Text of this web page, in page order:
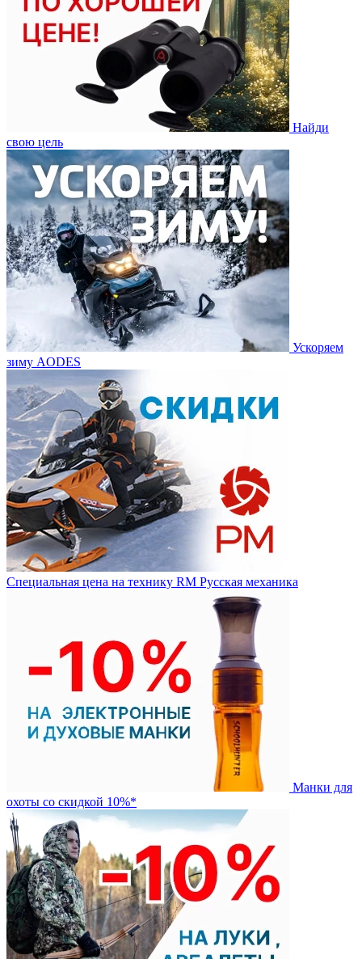
Найди
свою цель
Ускоряем
зиму AODES
Специальная цена на технику RM Русская механика
Манки для
охоты со скидкой 10%*